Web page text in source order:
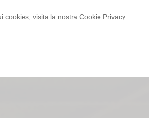
visita la nostra Cookie Privacy.